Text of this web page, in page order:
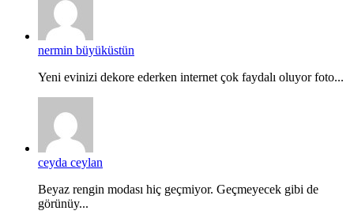
nermin büyüküstün
Yeni evinizi dekore ederken internet çok faydalı oluyor foto...
ceyda ceylan
Beyaz rengin modası hiç geçmiyor. Geçmeyecek gibi de
görünüy...